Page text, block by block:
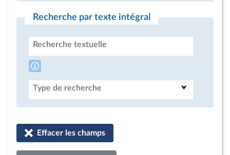
Recherche par texte intégral
Recherche textuelle
Type de recherche
Effacer les champs